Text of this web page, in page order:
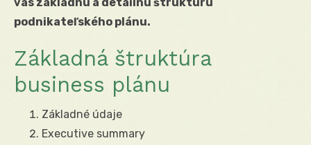
podnikateľského plánu.
Základná štruktúra
business plánu
Základné údaje
Executive summary